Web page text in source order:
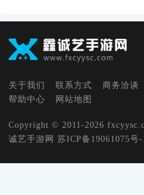
关于我们 联系方式 商务洽谈
帮助中心
网站地图
Copyright © 2011-2026
诚艺手游网苏ICP备19061075号-